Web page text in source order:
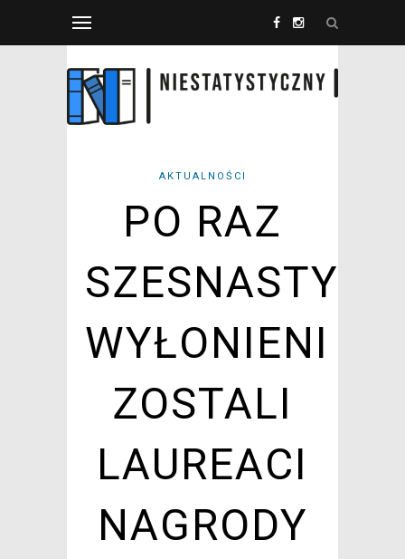
AKTUALNOŚCI
PO RAZ
SZESNASTY
WYŁONIENI
ZOSTALI
LAUREACI
NAGRODY